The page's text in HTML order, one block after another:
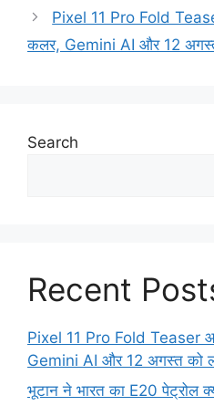
Pixel 11 Pro Fold
कलर, Gemini AI और 12
Search
Recent
Pixel 11 Pro Fold Teaser
Gemini AI और 12 अगस्त को
भूटान ने भारत का E20 पेट्रोल